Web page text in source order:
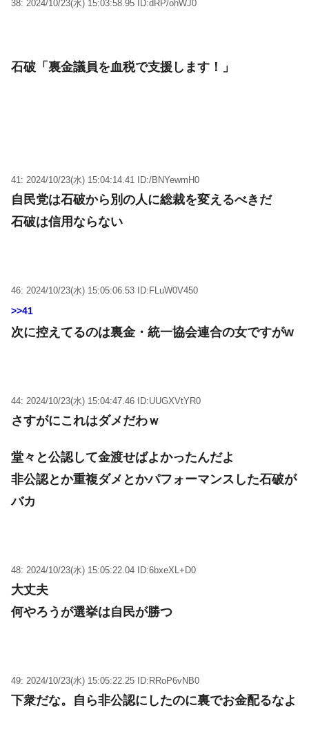
38: 2024/10/23(水) 15:03:58.95 ID:dRP/ohWJ0
石破「裏金議員を血税で支援します！」
41: 2024/10/23(水) 15:04:14.41 ID:/BNYewmH0
自民党は石破から別の人に総裁を変えるべきだ
石破は信用ならない
46: 2024/10/23(水) 15:05:06.53 ID:FLuW0V450
>>41
次に控えてるのは裏金・統一協会連合の女ですがw
44: 2024/10/23(水) 15:04:47.46 ID:UUGXVtYR0
さすがにこれはダメだわｗ
堂々と公認して金渡せばよかったんだよ
非公認とか重複ダメとかパフォーマンスした石破が
バカ
48: 2024/10/23(水) 15:05:22.04 ID:6bxeXL+D0
大丈夫
何やろうが選挙は自民が勝つ
49: 2024/10/23(水) 15:05:22.25 ID:RRoP6vNB0
下衆だな。自ら非公認にしたのに裏でお金配るなよ